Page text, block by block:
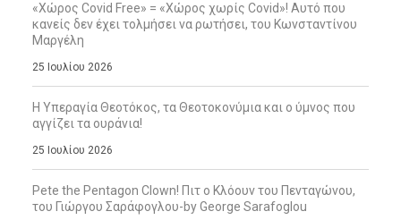
«Χώρος Covid Free» = «Χώρος χωρίς Covid»! Αυτό που
κανείς δεν έχει τολμήσει να ρωτήσει, του Κωνσταντίνου
Μαργέλη
25 Ιουλίου 2026
Η Υπεραγία Θεοτόκος, τα Θεοτοκονύμια και ο ύμνος που
αγγίζει τα ουράνια!
25 Ιουλίου 2026
Pete the Pentagon Clown! Πιτ ο Κλόουν του Πενταγώνου,
του Γιώργου Σαράφογλου-by George Sarafoglou